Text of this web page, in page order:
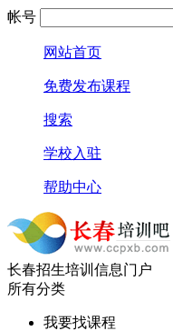
帐号
网站首页
免费发布课程
搜索
学校入驻
帮助中心
长春招生培训信息门户
所有分类
我要找课程